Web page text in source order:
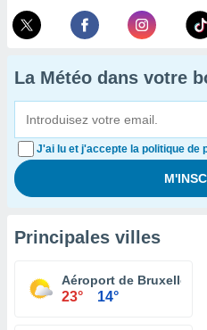
La Météo dans votre
J'ai lu et j'accepte la politique de
Principales villes
Aéroport de Bruxelles-
23° 14°